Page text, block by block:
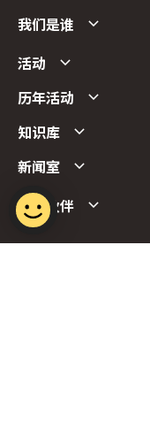
我们是谁
活动
历年活动
知识库
新闻室
合作伙伴